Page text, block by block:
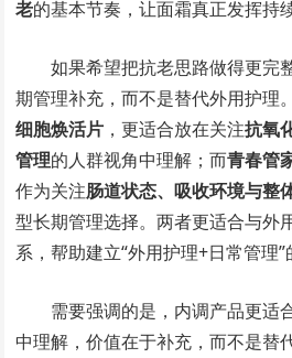
老的基本节奏，让面霜真正发挥持
如果希望把抗老思路做得更完
期管理补充，而不是替代外用护理
细胞焕活片 ，更适合放在关注抗氧
管理的人群视角中理解；而青春管
作为关注肠道状态、吸收环境与整
型长期管理选择。两者更适合与外
系，帮助建立“外用护理+日常管理”
需要强调的是，内调产品更适
中理解，价值在于补充，而不是替